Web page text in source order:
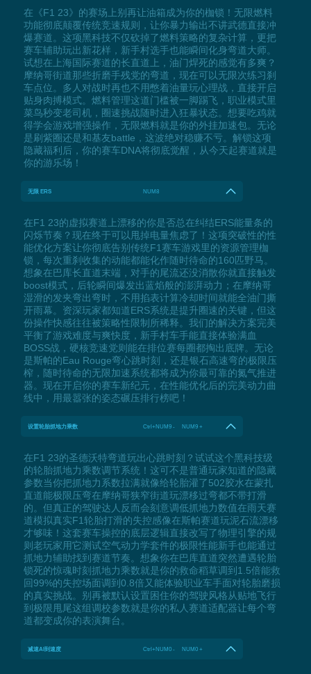
在《F1 23》的赛场上别再让油箱成为你的枷锁！无限燃料
功能彻底颠覆传统竞速规则，让你暴力输出不讲武德直接冲
爆赛道。这项黑科技不仅砍掉了燃料策略的复杂计算，更把
赛车辅助玩出新花样，新手村选手也能瞬间化身弯道大师。
试想在上海国际赛道的长直道上，油门焊死的感觉有多爽？
摩纳哥街道那些折磨手残党的弯道，现在可以无限次练习刹
车点位。多人对战时再也不用憋着油量玩心理战，直接开启
贴身肉搏模式。燃料管理这道门槛被一脚踢飞，职业模式里
菜鸟秒变老司机，圈速挑战随时进入狂暴状态。想要吃鸡就
得学会游戏增强操作，无限燃料就是你的外挂加速包。无论
是刷紫圈还是和基友battle，这波绝对稳赚不亏。解锁这项
隐藏福利后，你的赛车DNA将彻底觉醒，从今天起赛道就是
你的游乐场！
无限 ERS NUM8
在F1 23的虚拟赛道上漂移的你是否总在纠结ERS能量条的
闪烁节奏？现在终于可以甩掉电量焦虑了！这项突破性的性
能优化方案让你彻底告别传统F1赛车游戏里的资源管理枷
锁，每次重刹收集的动能都能化作随时待命的160匹野马。
想象在巴库长直道末端，对手的尾流还没消散你就直接触发
boost模式，后轮瞬间爆发出蓝焰般的澎湃动力；在摩纳哥
湿滑的发夹弯出弯时，不用掐表计算冷却时间就能全油门撕
开雨幕。资深玩家都知道ERS系统是提升圈速的关键，但这
份操作快感往往被策略性限制所稀释。我们的解决方案完美
平衡了游戏难度与爽快度，新手村车手能直接体验满血
BOSS战，硬核竞速党则能在排位赛每圈都掏出底牌。无论
是斯帕的Eau Rouge弯心跳时刻，还是银石高速弯的极限压
榨，随时待命的无限加速系统都将成为你最可靠的氮气推进
器。现在开启你的赛车新纪元，在性能优化后的完美动力曲
线中，用最嚣张的姿态碾压排行榜吧！
设置轮胎抓地力乘数 Ctrl+NUM9 - NUM9 +
在F1 23的圣德沃特弯道玩出心跳时刻？试试这个黑科技级
的轮胎抓地力乘数调节系统！这可不是普通玩家知道的隐藏
参数当你把抓地力系数拉满就像给轮胎灌了502胶水在蒙扎
直道能极限压弯在摩纳哥狭窄街道玩漂移过弯都不带打滑
的。但真正的驾驶达人反而会刻意调低抓地力数值在雨天赛
道模拟真实F1轮胎打滑的失控感像在斯帕赛道玩泥石流漂移
才够味！这套赛车操控的底层逻辑直接改写了物理引擎的规
则老玩家用它测试空气动力学套件的极限性能新手也能通过
抓地力辅助找到赛道节奏。想象你在巴库直道突然遭遇轮胎
锁死的惊魂时刻抓地力乘数就是你的救命稻草调到1.5倍能救
回99%的失控场面调到0.8倍又能体验职业车手面对轮胎磨损
的真实挑战。别再被默认设置困住你的驾驶风格从贴地飞行
到极限甩尾这组调校参数就是你的私人赛道适配器让每个弯
道都变成你的表演舞台。
减速AI到速度 Ctrl+NUM0 - NUM0 +